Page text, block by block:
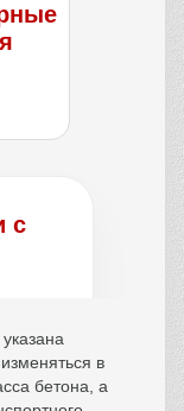
с
в
бетона, а